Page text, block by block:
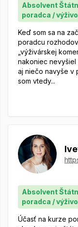
Absolvent
poradca /
Keď som sa na
poradcu
„výživárskej
nakoniec nevyšiel
aj niečo navyše v
som vtedy...
Absolvent
poradca /
Účasť na kurze